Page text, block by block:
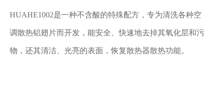
HUAHE1002是一种不含酸的特殊配方，专为清洗各种空
调散热铝翅片而开发，能安全、快速地去掉其氧化层和污
物，还其清洁、光亮的表面，恢复散热器散热功能。